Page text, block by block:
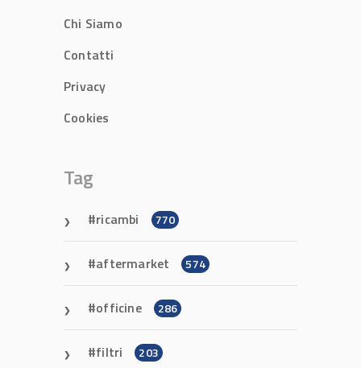
Chi Siamo
Contatti
Privacy
Cookies
Tag
ricambi 770
aftermarket 574
officine 286
filtri 203